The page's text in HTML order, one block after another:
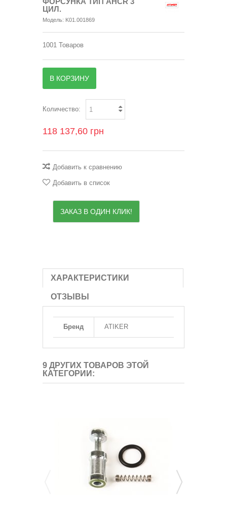
ЦИЛ.
Модель: K01.001869
1001 Товаров
В КОРЗИНУ
Количество:
118 137,60 грн
Добавить к сравнению
Добавить в список
ЗАКАЗ В ОДИН КЛИК!
ХАРАКТЕРИСТИКИ
ОТЗЫВЫ
Бренд ATIKER
9 ДРУГИХ ТОВАРОВ ЭТОЙ
КАТЕГОРИИ: